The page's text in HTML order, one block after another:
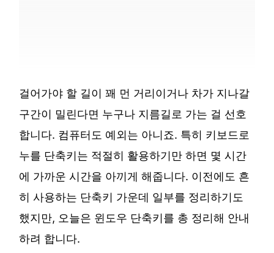
걸어가야 할 길이 꽤 먼 거리이거나 차가 지나갈
구간이 밀린다면 누구나 지름길로 가는 걸 선호
합니다. 컴퓨터도 예외는 아니죠. 특히 키보드로
누를 단축키는 적절히 활용하기만 하면 몇 시간
에 가까운 시간을 아끼게 해줍니다. 이전에도 흔
히 사용하는 단축키 가운데 일부를 정리하기도
했지만, 오늘은 윈도우 단축키를 총 정리해 안내
하려 합니다.